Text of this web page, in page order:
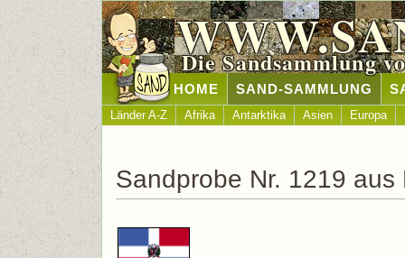
Die Sandsammlung
HOME SAND-SAMMLUNG
Länder A-Z Afrika Antarktika Asien Europa
Sandprobe Nr. 1219